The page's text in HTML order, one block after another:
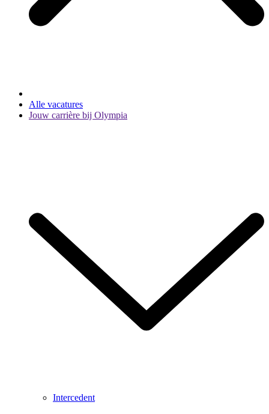
Alle vacatures
Jouw carrière bij Olympia
Intercedent